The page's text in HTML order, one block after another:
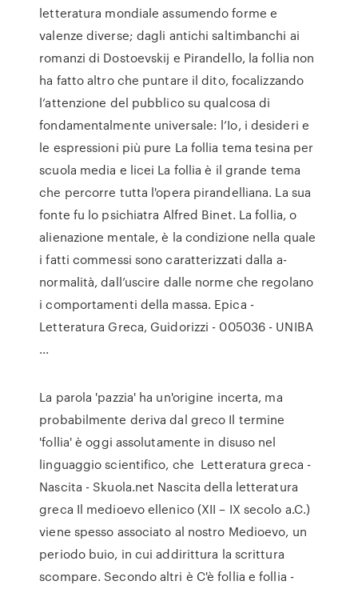
letteratura mondiale assumendo forme e
valenze diverse; dagli antichi saltimbanchi ai
romanzi di Dostoevskij e Pirandello, la follia non
ha fatto altro che puntare il dito, focalizzando
l’attenzione del pubblico su qualcosa di
fondamentalmente universale: l’Io, i desideri e
le espressioni più pure La follia tema tesina per
scuola media e licei La follia è il grande tema
che percorre tutta l'opera pirandelliana. La sua
fonte fu lo psichiatra Alfred Binet. La follia, o
alienazione mentale, è la condizione nella quale
i fatti commessi sono caratterizzati dalla a-
normalità, dall’uscire dalle norme che regolano
i comportamenti della massa. Epica -
Letteratura Greca, Guidorizzi - 005036 - UNIBA
...
La parola 'pazzia' ha un'origine incerta, ma
probabilmente deriva dal greco Il termine
'follia' è oggi assolutamente in disuso nel
linguaggio scientifico, che Letteratura greca -
Nascita - Skuola.net Nascita della letteratura
greca Il medioevo ellenico (XII – IX secolo a.C.)
viene spesso associato al nostro Medioevo, un
periodo buio, in cui addirittura la scrittura
scompare. Secondo altri è C'è follia e follia -